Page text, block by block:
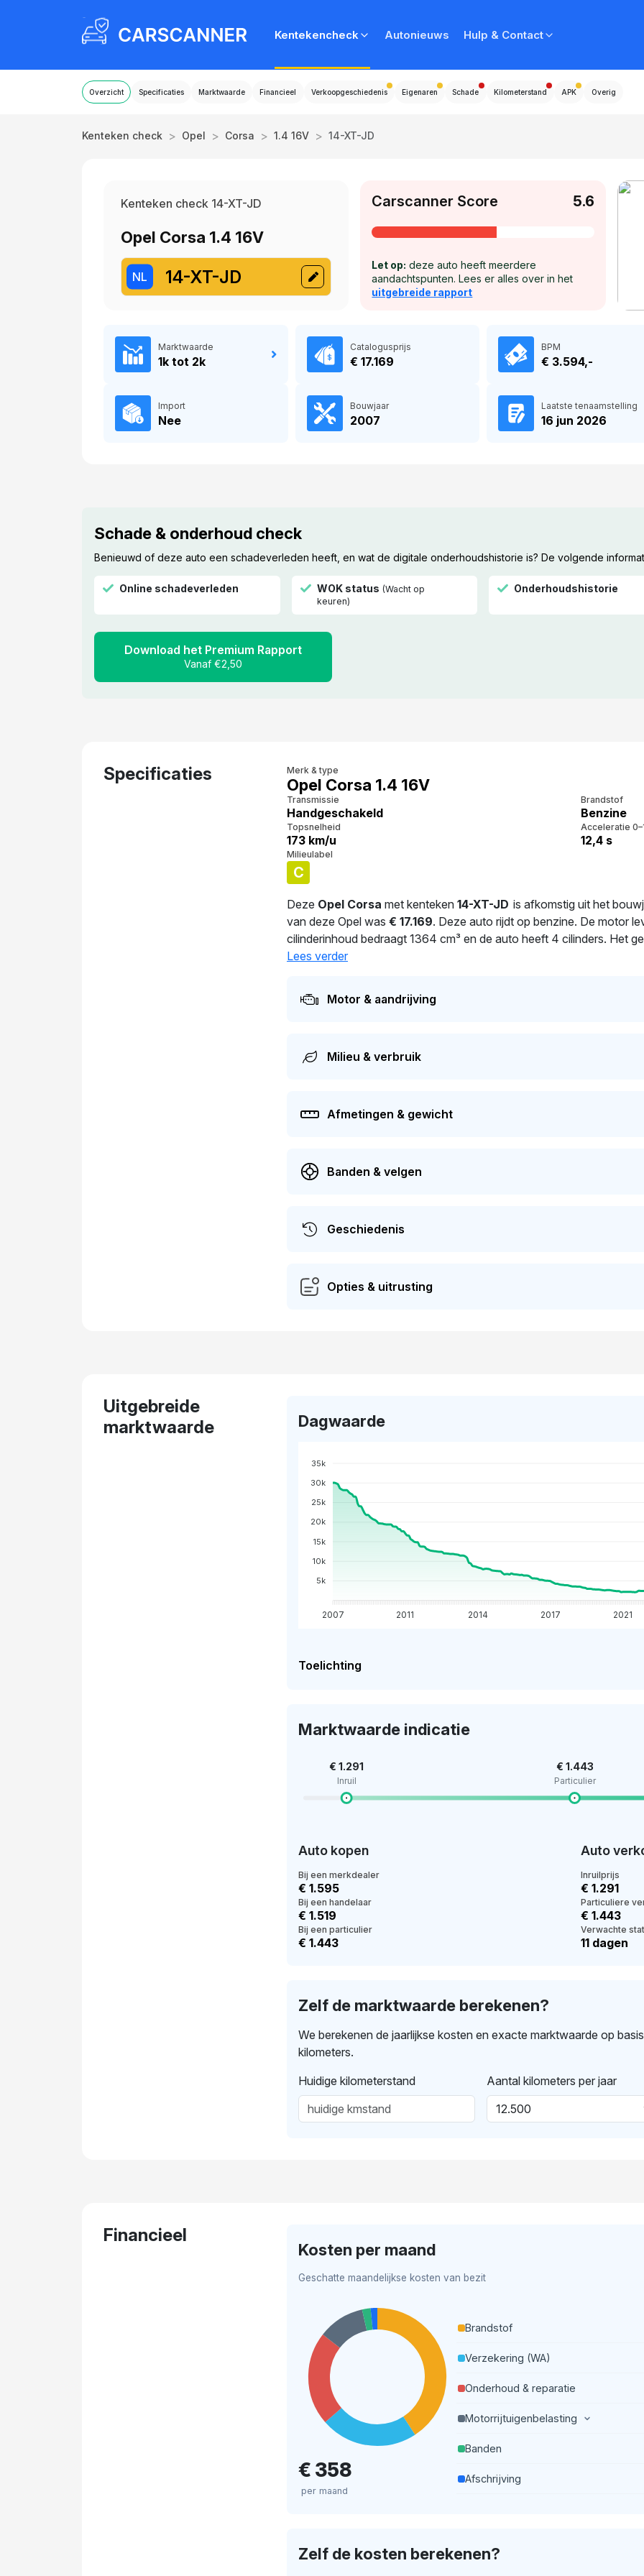
Kentekencheck Autonieuws Hulp & Contact
Overzicht Specificaties Marktwaarde Financieel Verkoopgeschiedenis Eigenaren Schade Kilometerstand APK Overig
Kenteken check > Opel > Corsa > 1.4 16V > 14-XT-JD
Kenteken check 14-XT-JD
Opel Corsa 1.4 16V
NL 14-XT-JD
Carscanner Score 5.6
Let op: deze auto heeft meerdere
aandachtspunten. Lees er alles over in het
uitgebreide rapport
Marktwaarde
1k tot 2k
Catalogusprijs
€ 17.169
BPM
€ 3.594,-
Import
Nee
Bouwjaar
2007
Laatste tenaamstelling
16 jun 2026
Schade & onderhoud check
Benieuwd of deze auto een schadeverleden heeft, en wat de digitale onderhoudshistorie is? De volgende
Online schadeverleden WOK status (Wacht op
keuren)
Onderhoudshistorie
Download het Premium Rapport
Vanaf €2,50
Specificaties Merk & type
Opel Corsa 1.4 16V
Transmissie
Handgeschakeld
Brandstof
Benzine
Topsnelheid
173 km/u
Acceleratie
12,4 s
Milieulabel
C
Deze Opel Corsa met kenteken 14-XT-JD is afkomstig uit het
van deze Opel was € 17.169. Deze auto rijdt op benzine. De motor
cilinderinhoud bedraagt 1364 cm³ en de auto heeft 4 cilinders. Het
km. Met 1.140 kg biedt deze auto stabiliteit en comfort. In 2026 heeft
Op dit moment bedraagt de dagwaarde van dit voertuig ongeveer
Lees verder
Motor & aandrijving
Milieu & verbruik
Afmetingen & gewicht
Banden & velgen
Geschiedenis
Opties & uitrusting
Uitgebreide
marktwaarde
Dagwaarde
35k
30k
25k
20k
15k
10k
5k
2007 2011 2014 2017 2021
Toelichting
Marktwaarde indicatie
€ 1.291
Inruil
€ 1.443
Particulier
Auto kopen
Bij een merkdealer
€ 1.595
Bij een handelaar
€ 1.519
Bij een particulier
€ 1.443
Auto
Inruilprijs
€ 1.291
Particuliere
€ 1.443
Verwachte
11 dagen
Zelf de marktwaarde berekenen?
We berekenen de jaarlijkse kosten en exacte marktwaarde op
kilometers.
Huidige kilometerstand
Aantal kilometers per jaar
Financieel
Kosten per maand
Geschatte maandelijkse kosten van bezit
€ 358
per maand
Brandstof
Verzekering (WA)
Onderhoud & reparatie
Motorrijtuigenbelasting
Banden
Afschrijving
Zelf de kosten berekenen?